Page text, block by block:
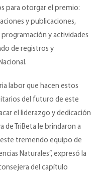
para otorgar el premio:
y publicaciones,
y actividades
de registros y
labor que hacen estos
del futuro de este
el liderazgo y dedicación
de TriBeta le brindaron a
tremendo equipo de
Naturales”, expresó la
del capítulo